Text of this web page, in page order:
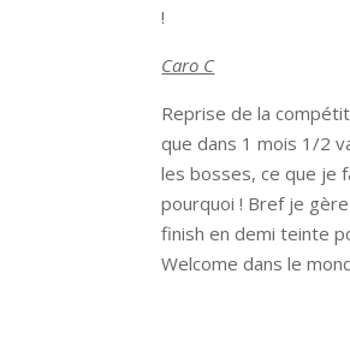
!
Caro C
Reprise de la
que dans 1 mois 1/2
les bosses, ce que je
pourquoi ! Bref je
finish en demi teinte
Welcome dans le